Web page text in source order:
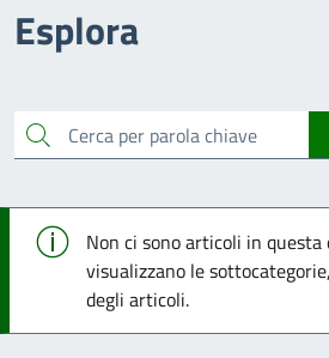
Esplora
cerca
Info
Non ci sono articoli in questa
visualizzano le
degli articoli.